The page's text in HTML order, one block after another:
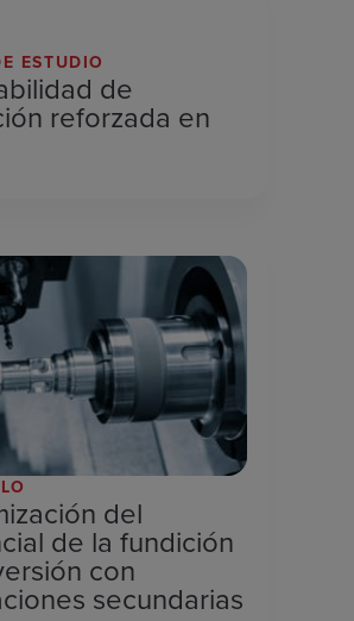
ESTUDIO
de
reforzada en
del
de la fundición
con
secundarias